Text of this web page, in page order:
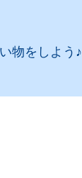
物をしよう♪